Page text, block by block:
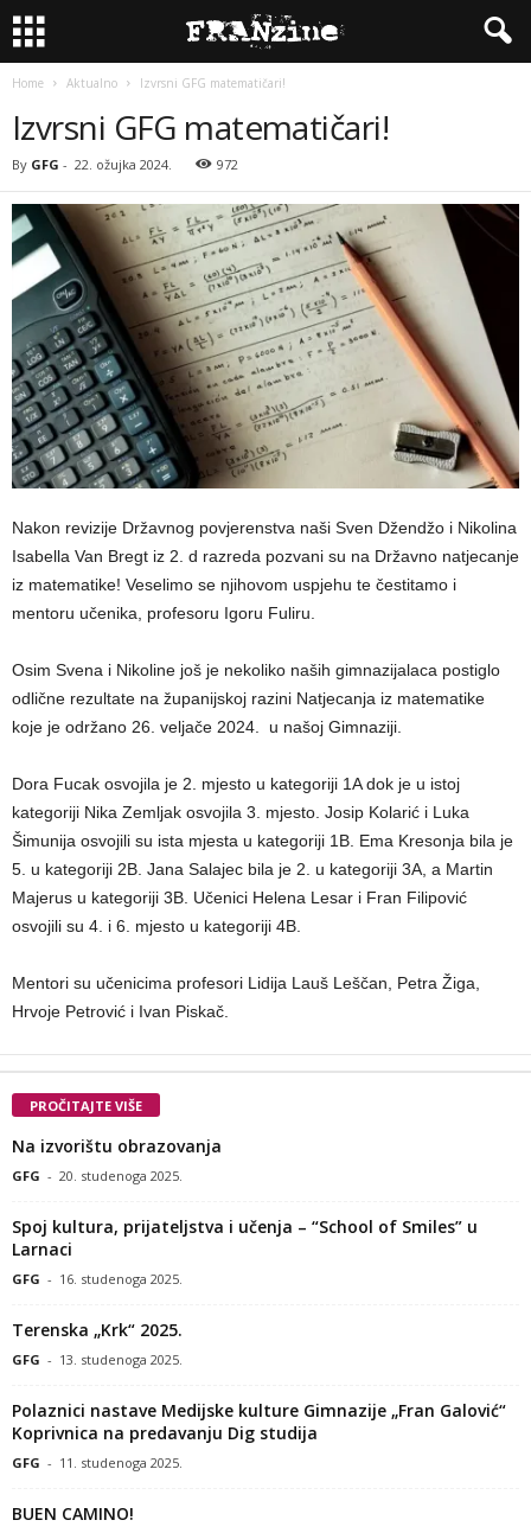
Home Aktualno Izvrsni GFG matematičari!
Izvrsni GFG matematičari!
By GFG - 22. ožujka 2024. 972
Nakon revizije Državnog povjerenstva naši Sven Džendžo i Nikolina
Isabella Van Bregt iz 2. d razreda pozvani su na Državno natjecanje
iz matematike! Veselimo se njihovom uspjehu te čestitamo i
mentoru učenika, profesoru Igoru Fuliru.
Osim Svena i Nikoline još je nekoliko naših gimnazijalaca postiglo
odlične rezultate na županijskoj razini Natjecanja iz matematike
koje je održano 26. veljače 2024. u našoj Gimnaziji.
Dora Fucak osvojila je 2. mjesto u kategoriji 1A dok je u istoj
kategoriji Nika Zemljak osvojila 3. mjesto. Josip Kolarić i Luka
Šimunija osvojili su ista mjesta u kategoriji 1B. Ema Kresonja bila je
5. u kategoriji 2B. Jana Salajec bila je 2. u kategoriji 3A, a Martin
Majerus u kategoriji 3B. Učenici Helena Lesar i Fran Filipović
osvojili su 4. i 6. mjesto u kategoriji 4B.
Mentori su učenicima profesori Lidija Lauš Leščan, Petra Žiga,
Hrvoje Petrović i Ivan Piskač.
PROČITAJTE VIŠE
Na izvorištu obrazovanja
GFG - 20. studenoga 2025.
Spoj kultura, prijateljstva i učenja – “School of Smiles” u
Larnaci
GFG - 16. studenoga 2025.
Terenska „Krk“ 2025.
GFG - 13. studenoga 2025.
Polaznici nastave Medijske kulture Gimnazije „Fran Galović“
Koprivnica na predavanju Dig studija
GFG - 11. studenoga 2025.
BUEN CAMINO!